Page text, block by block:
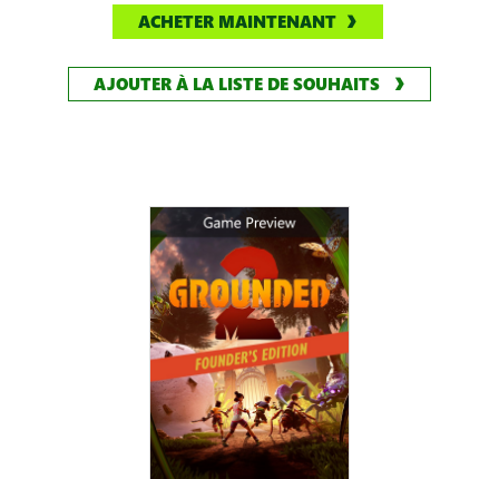
ACHETER MAINTENANT
AJOUTER À LA LISTE DE SOUHAITS